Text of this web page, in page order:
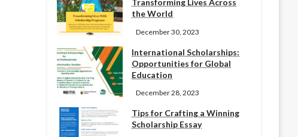
Transforming Lives Across
the World
December 30, 2023
International Scholarships:
Opportunities for Global
Education
December 28, 2023
Tips for Crafting a Winning
Scholarship Essay